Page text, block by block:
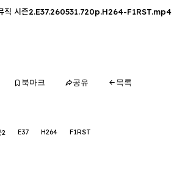
직 시즌2.E37.260531.720p.H264-F1RST.mp4
북마크 공유 목록
2 E37 H264 F1RST